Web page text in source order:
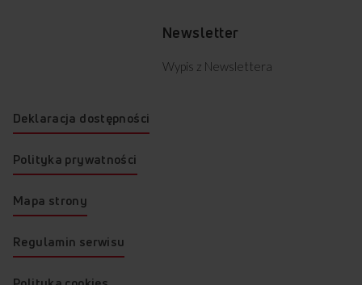
Newsletter
Wypis z Newslettera
Deklaracja dostępności
Polityka prywatności
Mapa strony
Regulamin serwisu